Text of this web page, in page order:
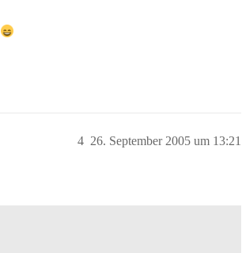
26. September 2005 um 13:21
4